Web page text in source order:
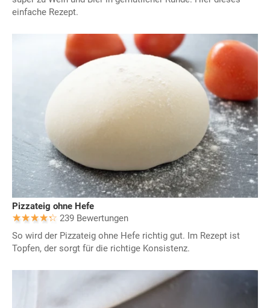
einfache Rezept.
Pizzateig ohne Hefe
239 Bewertungen
So wird der Pizzateig ohne Hefe richtig gut. Im Rezept ist
Topfen, der sorgt für die richtige Konsistenz.